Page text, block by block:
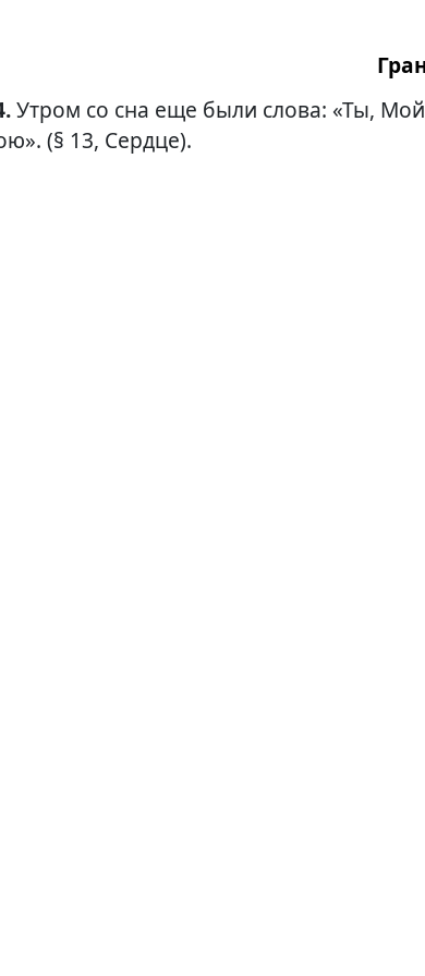
Утром со сна еще были слова: «Ты,
(§ 13, Сердце).